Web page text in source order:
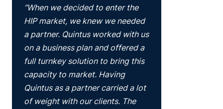
“When we decided to enter the
HIP market, we knew we needed
a partner. Quintus worked with us
on a business plan and offered a
full turnkey solution to bring this
capacity to market. Having
Quintus as a partner carried a lot
of weight with our clients. The